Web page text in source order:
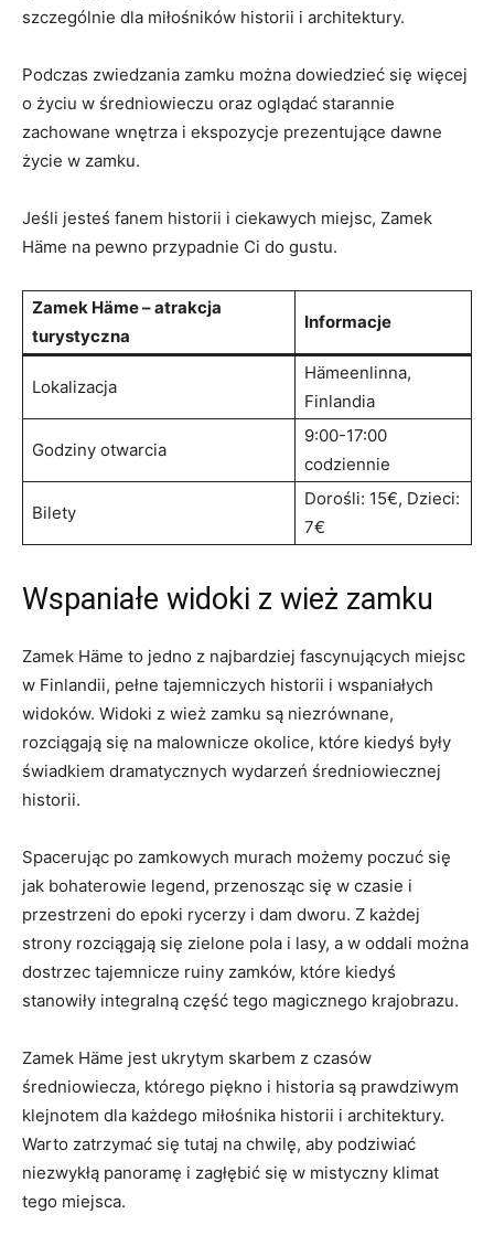
szczególnie⁣ dla miłośników historii i‍ architektury.
Podczas zwiedzania zamku można dowiedzieć się więcej
⁣o ⁢życiu⁢ w⁢ średniowieczu ‍oraz oglądać starannie ​
zachowane wnętrza i ekspozycje prezentujące⁤ dawne
życie w zamku.
Jeśli jesteś ⁣fanem historii i ⁤ciekawych miejsc, Zamek⁣
Häme na pewno ⁤przypadnie Ci ⁤do gustu.
Zamek Häme – atrakcja
turystyczna
Informacje
Lokalizacja
Hämeenlinna,
Finlandia
Godziny otwarcia
9:00-17:00
codziennie
Bilety
Dorośli: 15€, Dzieci:
⁢7€
Wspaniałe widoki z wież zamku
Zamek Häme⁢ to jedno z ⁤najbardziej​ fascynujących miejsc
w Finlandii, pełne tajemniczych historii i wspaniałych
widoków. ​Widoki z wież zamku są niezrównane,
rozciągają się na malownicze okolice,‍ które ⁢kiedyś były
świadkiem ‌dramatycznych wydarzeń średniowiecznej
historii.
Spacerując po zamkowych murach możemy poczuć się
jak‌ bohaterowie legend, przenosząc się w czasie i
przestrzeni do epoki⁢ rycerzy i ⁤dam dworu. Z ‌każdej
strony ‍rozciągają się ‌zielone ‍pola‌ i lasy, a w oddali‍ można
dostrzec tajemnicze ruiny zamków, które kiedyś
stanowiły integralną część tego magicznego krajobrazu.
Zamek Häme jest ukrytym skarbem z czasów
średniowiecza,⁢ którego⁤ piękno ​i⁣ historia są prawdziwym
⁤klejnotem dla każdego ⁢miłośnika historii i architektury.
Warto zatrzymać się‍ tutaj na chwilę,‌ aby podziwiać
niezwykłą panoramę i⁤ zagłębić się w mistyczny ‌klimat
tego miejsca.